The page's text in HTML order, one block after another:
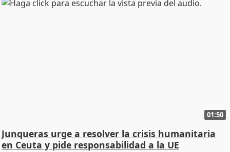
01:50
Junqueras urge a resolver la crisis humanitaria
en Ceuta y pide responsabilidad a la UE